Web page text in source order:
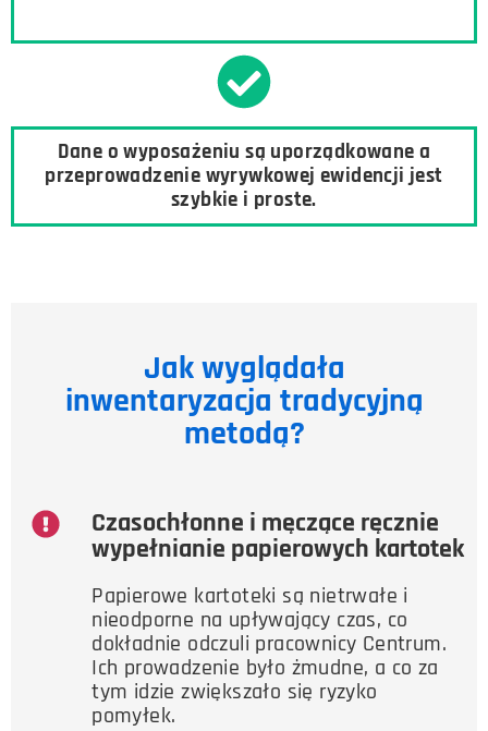
Dane o wyposażeniu są uporządkowane a
przeprowadzenie wyrywkowej ewidencji jest
szybkie i proste.
Jak wyglądała
inwentaryzacja tradycyjną
metodą?
Czasochłonne i męczące ręcznie
wypełnianie papierowych kartotek
Papierowe kartoteki są nietrwałe i
nieodporne na upływający czas, co
dokładnie odczuli pracownicy Centrum.
Ich prowadzenie było żmudne, a co za
tym idzie zwiększało się ryzyko
pomyłek.